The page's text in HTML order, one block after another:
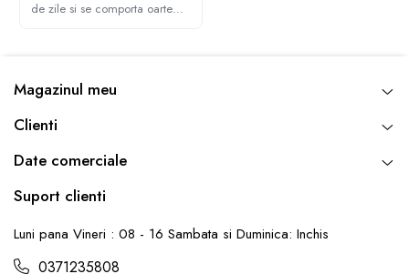
de zile si se comporta oarte
Magazinul meu
Clienti
Date comerciale
Suport clienti
Luni pana Vineri : 08 - 16 Sambata si Duminica: Inchis
0371235808